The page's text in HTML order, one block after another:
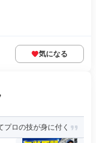
気になる
ロの技が身に付く